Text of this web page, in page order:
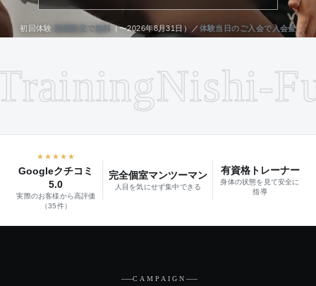
初回体験 期間限定で無料 （〜2026年8月31日）／体験当日のご入会で入会金
Nishi-
★★★★★
Googleクチコミ
5.0
実際のお客様から高評価
（35件）
完全個室マンツーマン
人目を気にせず集中できる
有資格トレーナー
身体の状態を見て安全に
指導
CAMPAIGN